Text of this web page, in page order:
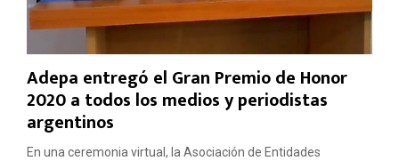
Adepa entregó el Gran Premio de Honor
2020 a todos los medios y periodistas
argentinos
En una ceremonia virtual, la Asociación de Entidades